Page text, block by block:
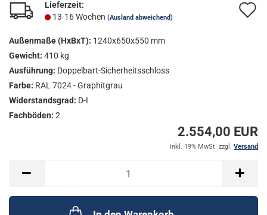
Lieferzeit:
13-16 Wochen (Ausland abweichend)
Außenmaße (HxBxT): 1240x650x550 mm
Gewicht: 410 kg
Ausführung: Doppelbart-Sicherheitsschloss
Farbe: RAL 7024 - Graphitgrau
Widerstandsgrad: D-I
Fachböden: 2
2.554,00 EUR
inkl. 19% MwSt. zzgl. Versand